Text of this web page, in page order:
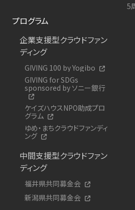
5
プログラム
企業支援型クラウドファン
ディング
GIVING 100 by Yogibo
GIVING for SDGs
sponsored by ソニー銀行
ケイズハウスNPO助成プロ
グラム
ゆめ・まちクラウドファンディ
ング
中間支援型クラウドファン
ディング
福井県共同募金会
新潟県共同募金会